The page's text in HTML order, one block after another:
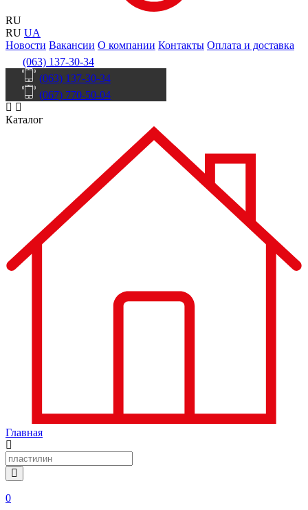
RU
RU UA
Новости Вакансии О компании Контакты Оплата и доставка
(063) 137-30-34
(063) 137-30-34
(067) 770-50-04
Каталог
Главная
0